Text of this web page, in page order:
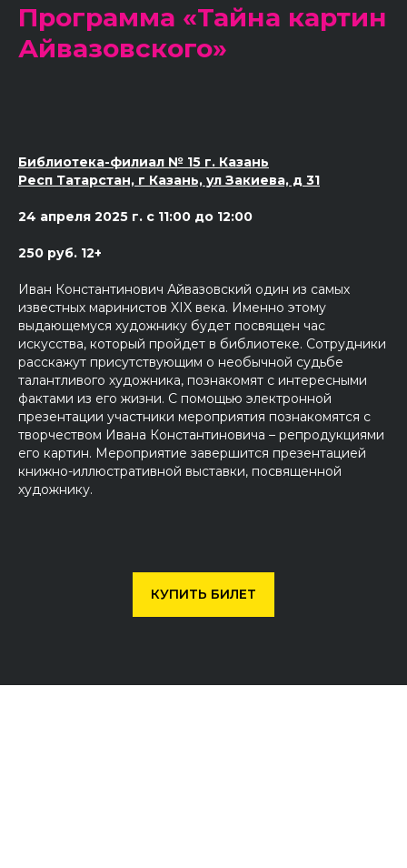
Программа «Тайна картин
Айвазовского»
Библиотека-филиал № 15 г. Казань
Респ Татарстан, г Казань, ул Закиева, д 31
24 апреля 2025 г. с 11:00 до 12:00
250 руб. 12+
Иван Константинович Айвазовский один из самых
известных маринистов XIX века. Именно этому
выдающемуся художнику будет посвящен час
искусства, который пройдет в библиотеке. Сотрудники
расскажут присутствующим о необычной судьбе
талантливого художника, познакомят с интересными
фактами из его жизни. С помощью электронной
презентации участники мероприятия познакомятся с
творчеством Ивана Константиновича – репродукциями
его картин. Мероприятие завершится презентацией
книжно-иллюстративной выставки, посвященной
художнику.
КУПИТЬ БИЛЕТ